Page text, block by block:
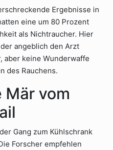
Ergebnisse in
eine um 80 Prozent
als Nichtraucher. Hier
angeblich den Arzt
aber keine Wunderwaffe
des Rauchens.
vom
Gang zum Kühlschrank
Forscher empfehlen